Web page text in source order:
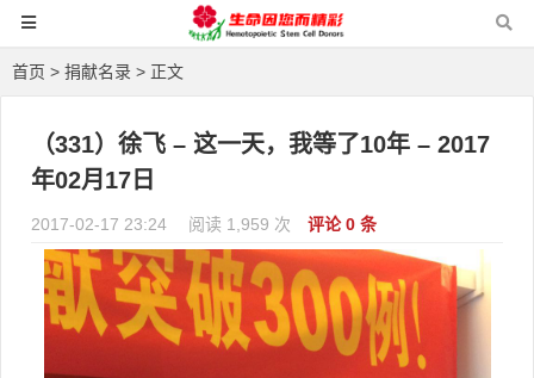
首页 > 捐献名录 > 正文
（331）徐飞 – 这一天，我等了10年 – 2017
年02月17日
2017-02-17 23:24 阅读 1,959 次 评论 0 条